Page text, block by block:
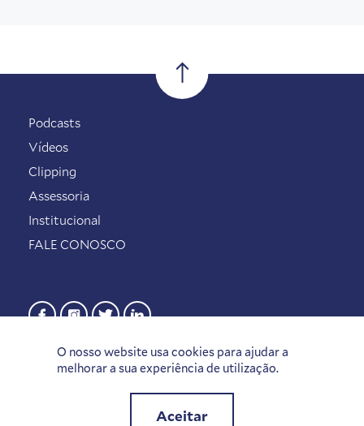
O nosso website usa cookies para ajudar a
melhorar a sua experiência de utilização.
Aceitar
Podcasts
Vídeos
Clipping
Assessoria
Institucional
FALE CONOSCO